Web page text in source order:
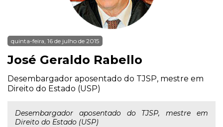
quinta-feira, 16 de julho de 2015
José Geraldo Rabello
Desembargador aposentado do TJSP, mestre em
Direito do Estado (USP)
Desembargador aposentado do TJSP, mestre em
Direito do Estado (USP)